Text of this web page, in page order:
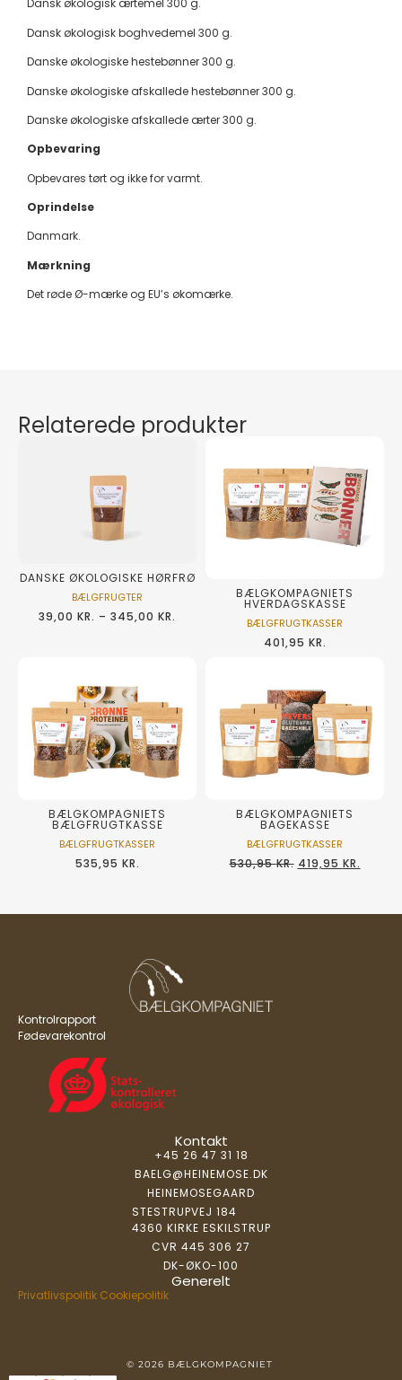
Dansk økologisk ærtemel 300 g.
Dansk økologisk boghvedemel 300 g.
Danske økologiske hestebønner 300 g.
Danske økologiske afskallede hestebønner 300 g.
Danske økologiske afskallede ærter 300 g.
Opbevaring
Opbevares tørt og ikke for varmt.
Oprindelse
Danmark.
Mærkning
Det røde Ø-mærke og EU’s økomærke.
Relaterede produkter
DANSKE ØKOLOGISKE HØRFRØ
BÆLGFRUGTER
39,00 KR. – 345,00 KR.
BÆLGKOMPAGNIETS
HVERDAGSKASSE
BÆLGFRUGTKASSER
401,95 KR.
BÆLGKOMPAGNIETS
BÆLGFRUGTKASSE
BÆLGFRUGTKASSER
535,95 KR.
BÆLGKOMPAGNIETS
BAGEKASSE
BÆLGFRUGTKASSER
530,95KR. 419,95 KR.
Kontrolrapport
Fødevarekontrol
Kontakt
+45 26 47 31 18
BAELG@HEINEMOSE.DK
HEINEMOSEGAARD
STESTRUPVEJ 184
4360 KIRKE ESKILSTRUP
CVR 445 306 27
DK-ØKO-100
Generelt
Privatlivspolitik Cookiepolitik
© 2026 BÆLGKOMPAGNIET